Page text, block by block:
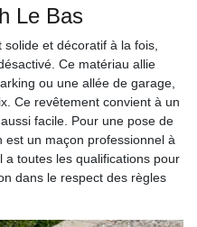
Le Bas
et décoratif à la fois,
Ce matériau allie
ou une allée de garage,
Ce revêtement convient à un
facile. Pour une pose de
est un maçon professionnel à
toutes les qualifications pour
dans le respect des règles